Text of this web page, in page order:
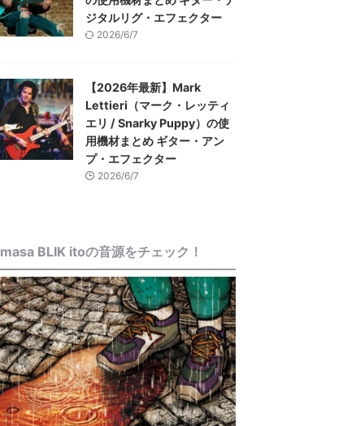
ジタルリグ・エフェクター
2026/6/7
【2026年最新】Mark
Lettieri（マーク・レッティ
エリ / Snarky Puppy）の使
用機材まとめ ギター・アン
プ・エフェクター
2026/6/7
masa BLIK itoの音源をチェック！